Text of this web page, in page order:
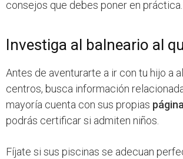
consejos que debes poner en práctica.
Investiga al balneario al
Antes de aventurarte a ir con tu hijo a
centros, busca información
mayoría cuenta con sus propias
podrás certificar si admiten niños.
Fíjate si sus piscinas se adecuan